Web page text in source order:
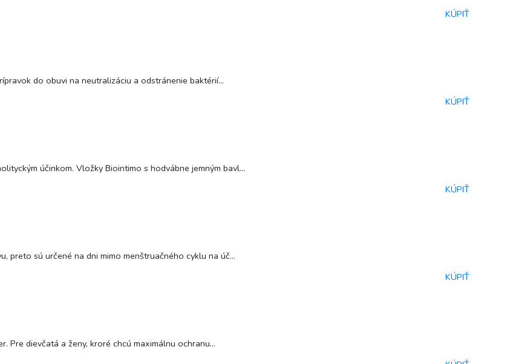
KÚPIŤ
do obuvi na neutralizáciu a odstránenie baktérií...
KÚPIŤ
účinkom. Vložky Biointimo s hodvábne jemným bavl...
KÚPIŤ
preto sú určené na dni mimo menštruačného cyklu na úč...
KÚPIŤ
dievčatá a ženy, kroré chcú maximálnu ochranu...